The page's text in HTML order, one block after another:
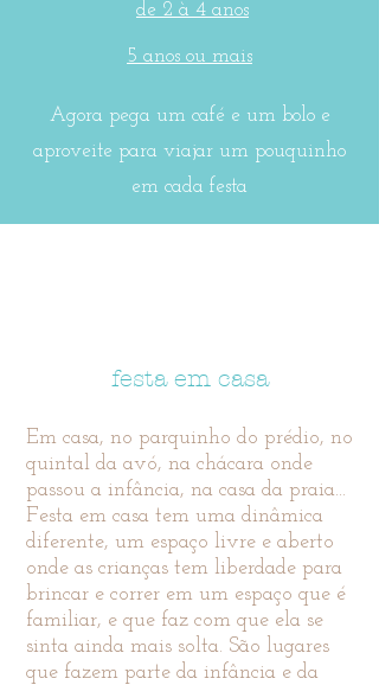
de 2 à 4 anos
5 anos ou mais
Agora pega um café e um bolo e
aproveite para viajar um pouquinho
em cada festa
festa em casa
Em casa, no parquinho do prédio, no
quintal da avó, na chácara onde
passou a infância, na casa da praia...
Festa em casa tem uma dinâmica
diferente, um espaço livre e aberto
onde as crianças tem liberdade para
brincar e correr em um espaço que é
familiar, e que faz com que ela se
sinta ainda mais solta. São lugares
que fazem parte da infância e da